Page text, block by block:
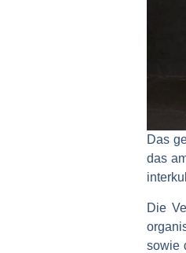
Das
das
Die
sowie